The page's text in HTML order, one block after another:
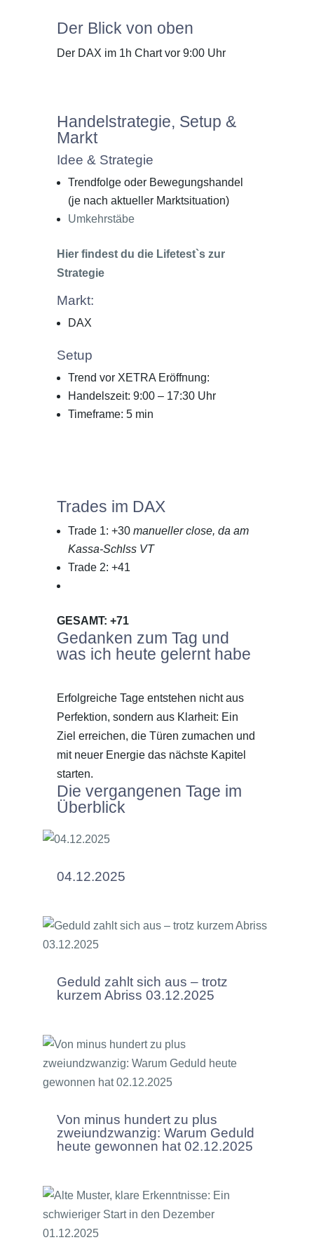
Der Blick von oben
Der DAX im 1h Chart vor 9:00 Uhr
Handelstrategie, Setup &
Markt
Idee & Strategie
Trendfolge oder Bewegungshandel
(je nach aktueller Marktsituation)
Umkehrstäbe
Hier findest du die Lifetest`s zur
Strategie
Markt:
DAX
Setup
Trend vor XETRA Eröffnung:
Handelszeit: 9:00 – 17:30 Uhr
Timeframe: 5 min
Trades im DAX
Trade 1: +30 manueller close, da am
Kassa-Schlss VT
Trade 2: +41
GESAMT: +71
Gedanken zum Tag und
was ich heute gelernt habe
Erfolgreiche Tage entstehen nicht aus
Perfektion, sondern aus Klarheit: Ein
Ziel erreichen, die Türen zumachen und
mit neuer Energie das nächste Kapitel
starten.
Die vergangenen Tage im
Überblick
04.12.2025
Geduld zahlt sich aus – trotz
kurzem Abriss 03.12.2025
Von minus hundert zu plus
zweiundzwanzig: Warum Geduld
heute gewonnen hat 02.12.2025